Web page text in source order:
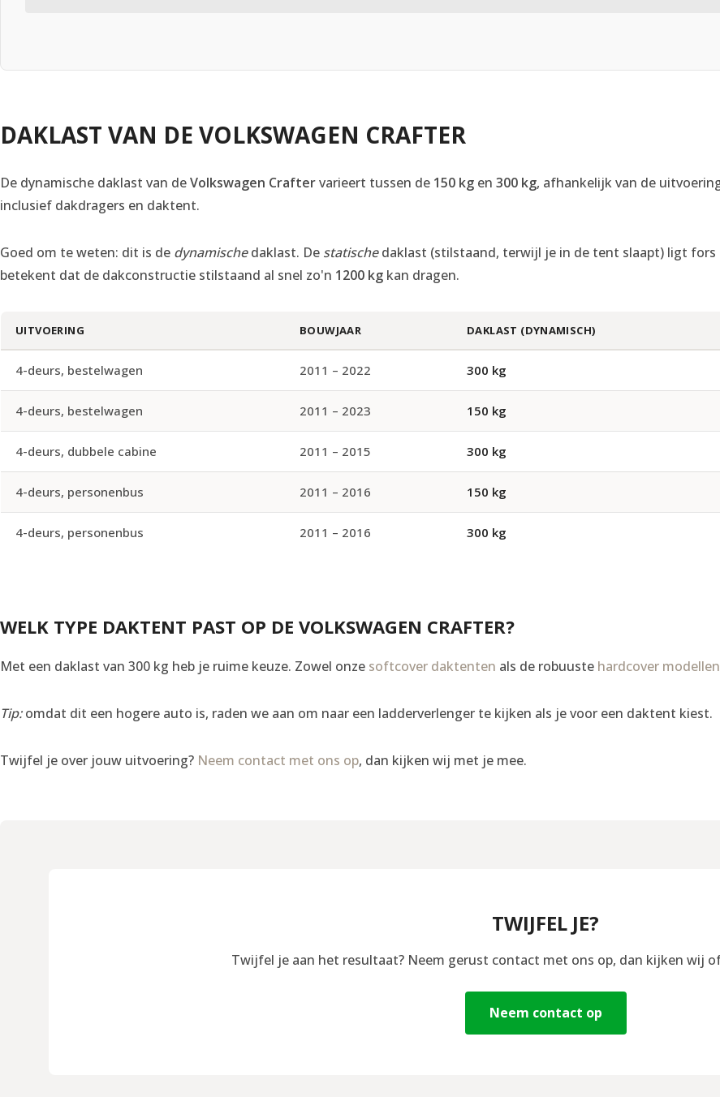
DAKLAST VAN DE VOLKSWAGEN CRAFTER
De dynamische daklast van deVolkswagen Craftervarieert tussen de 150 kg en 300 kg, afhankelijk van de
inclusief dakdragers en daktent.
Goed om te weten: dit is de dynamischedaklast. De statischedaklast (stilstaand, terwijl je in de tent slaapt) ligt fors
betekent dat de dakconstructie stilstaand al snel zo'n 1200 kg kan dragen.
UITVOERING BOUWJAAR DAKLAST (DYNAMISCH)
4-deurs, bestelwagen 2011 – 2022 300 kg
4-deurs, bestelwagen 2011 – 2023 150 kg
4-deurs, dubbele cabine 2011 – 2015 300 kg
4-deurs, personenbus 2011 – 2016 150 kg
4-deurs, personenbus 2011 – 2016 300 kg
WELK TYPE DAKTENT PAST OP DE VOLKSWAGEN CRAFTER?
Met een daklast van 300 kg heb je ruime keuze. Zowel onze softcover daktenten als de robuuste hardcover modellen
Tip:omdat dit een hogere auto is, raden we aan om naar een ladderverlenger te kijken als je voor een daktent kiest.
Twijfel je over jouw uitvoering? Neem contact met ons op, dan kijken wij met je mee.
TWIJFEL JE?
Twijfel je aan het resultaat? Neem gerust contact met ons op, dan kijken wij
Neem contact op